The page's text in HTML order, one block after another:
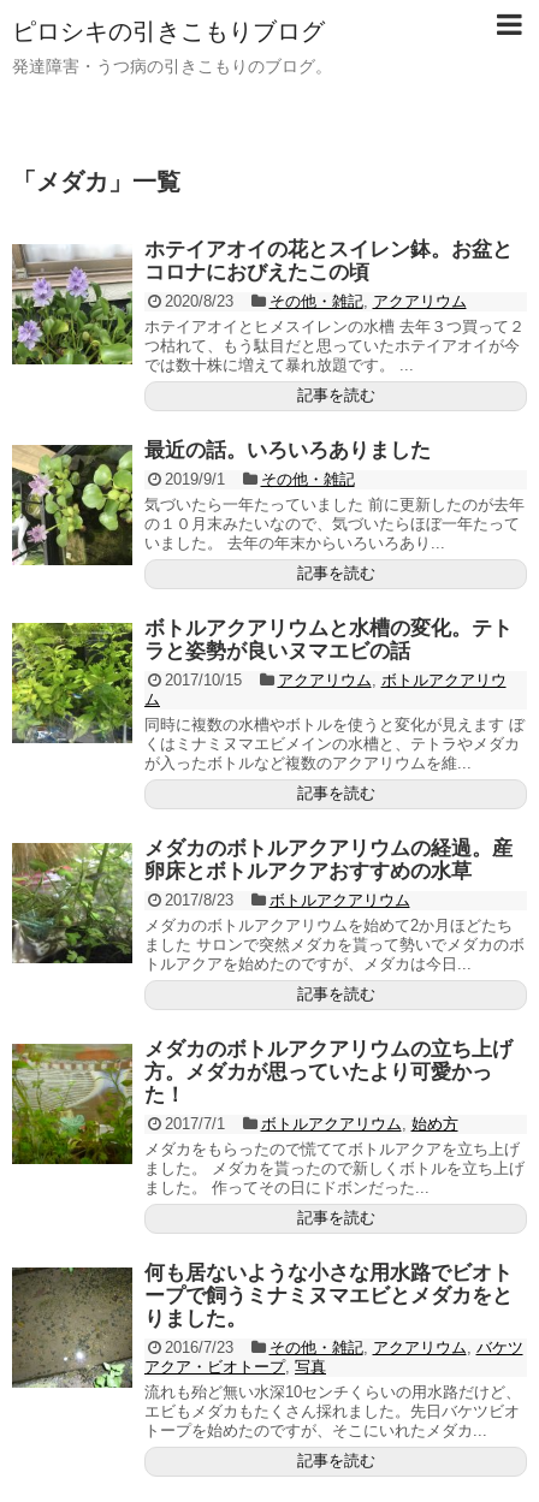
ピロシキの引きこもりブログ
発達障害・うつ病の引きこもりのブログ。
「 メダカ 」 一覧
ホテイアオイの花とスイレン鉢。お盆と
コロナにおびえたこの頃
2020/8/23 その他・雑記, アクアリウム
ホテイアオイとヒメスイレンの水槽 去年３つ買って２
つ枯れて、もう駄目だと思っていたホテイアオイが今
では数十株に増えて暴れ放題です。 ...
記事を読む
最近の話。いろいろありました
2019/9/1
その他・雑記
気づいたら一年たっていました 前に更新したのが去年
の１０月末みたいなので、気づいたらほぼ一年たって
いました。 去年の年末からいろいろあり...
記事を読む
ボトルアクアリウムと水槽の変化。テト
ラと姿勢が良いヌマエビの話
2017/10/15 アクアリウム
ボトルアクアリウ
ム
同時に複数の水槽やボトルを使うと変化が見えます ぼ
くはミナミヌマエビメインの水槽と、テトラやメダカ
が入ったボトルなど複数のアクアリウムを維...
記事を読む
メダカのボトルアクアリウムの経過。産
卵床とボトルアクアおすすめの水草
2017/8/23
ボトルアクアリウム
メダカのボトルアクアリウムを始めて2か月ほどたち
ました サロンで突然メダカを貰って勢いでメダカのボ
トルアクアを始めたのですが、メダカは今日...
記事を読む
メダカのボトルアクアリウムの立ち上げ
方。メダカが思っていたより可愛かっ
た！
2017/7/1 ボトルアクアリウム 始め方
メダカをもらったので慌ててボトルアクアを立ち上げ
ました。 メダカを貰ったので新しくボトルを立ち上げ
ました。 作ってその日にドボンだった...
記事を読む
何も居ないような小さな用水路でビオト
ープで飼うミナミヌマエビとメダカをと
りました。
2016/7/23 その他・雑記, アクアリウム バケツ
アクア・ビオトープ, 写真
流れも殆ど無い水深10センチくらいの用水路だけど、
エビもメダカもたくさん採れました。先日バケツビオ
トープを始めたのですが、そこにいれたメダカ...
記事を読む